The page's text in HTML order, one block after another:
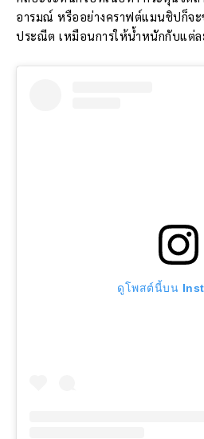
อารมณ์ หรืออย่างคราฟต์แมนชิปก็จ
ประณีต เหมือนการให้น้ำหนักกับแต่ล
ดูโพสต์นี้บน